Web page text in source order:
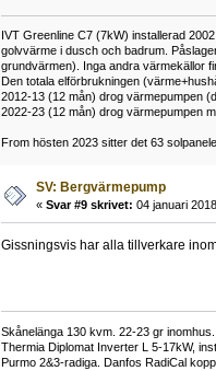
IVT Greenline C7 (7kW) installerad
golvvärme i dusch och badrum.
grundvärmen). Inga andra värmekällor
Den totala elförbrukningen
2012-13 (12 mån) drog värmepumpen
2022-23 (12 mån) drog värmepumpen
From hösten 2023 sitter det 63
SV: Bergvärmepump
« Svar #9 skrivet: 04 januari
Gissningsvis har alla tillverkare
Skånelänga 130 kvm. 22-23 gr inomhus.
Thermia Diplomat Inverter L 5-17kW,
Purmo 2&3-radiga. Danfos RadiCal